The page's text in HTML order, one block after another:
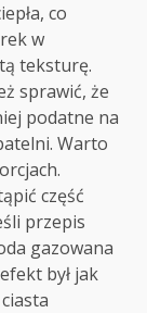
co
w
teksturę.
sprawić, że
podatne na
Warto
część
przepis
gazowana
był jak